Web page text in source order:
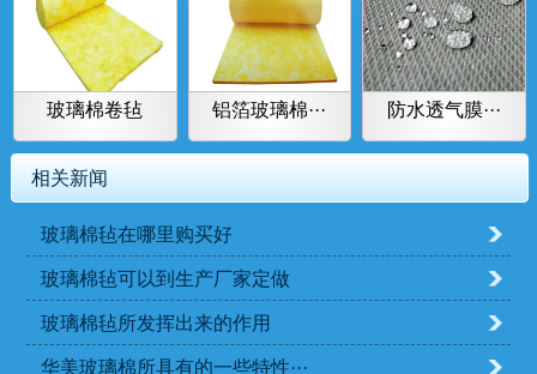
玻璃棉卷毡 铝箔玻璃棉··· 防水透气膜···
相关新闻
玻璃棉毡在哪里购买好
玻璃棉毡可以到生产厂家定做
玻璃棉毡所发挥出来的作用
华美玻璃棉所具有的一些特性···